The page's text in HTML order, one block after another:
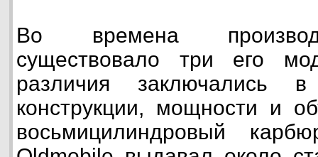
Во времена
существовало три его
различия заключались
конструкции, мощности и
восьмицилиндровый